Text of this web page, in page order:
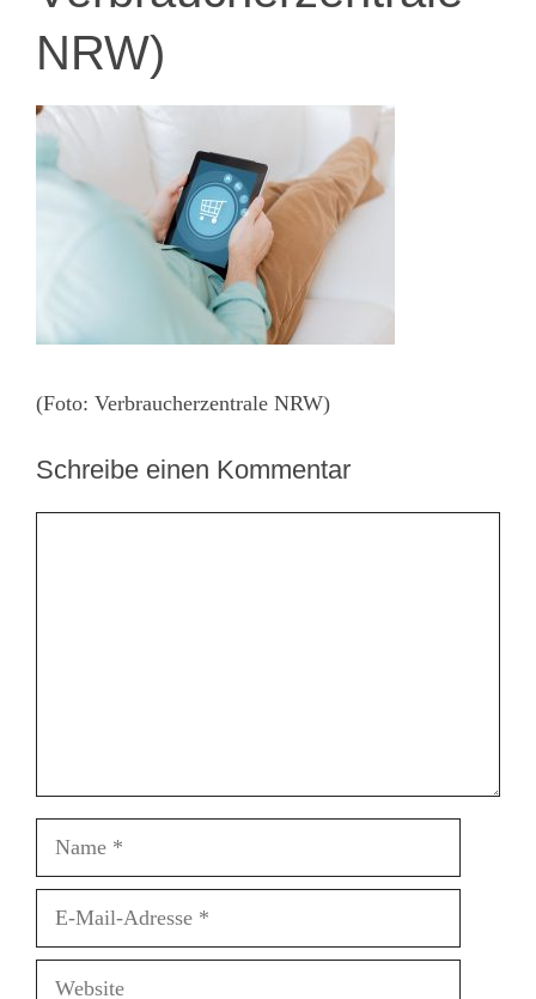
NRW)
(Foto: Verbraucherzentrale NRW)
Schreibe einen Kommentar
Name
Website